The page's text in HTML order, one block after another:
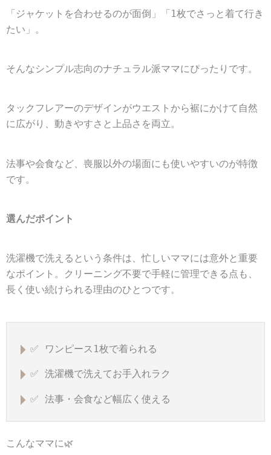
「ジャケットを合わせるのが面倒」「1枚でさっと着て行き
たい」。
そんなシンプル志向のナチュラル派ママにぴったりです。
タックフレアーのデザインがウエストから裾にかけて自然
に広がり、動きやすさと上品さを両立。
法事や会食など、喪服以外の場面にも使いやすいのが特徴
です。
選んだポイント
洗濯機で洗えるという条件は、忙しいママには意外と重要
なポイント。クリーニング不要で手軽に管理できる点も、
長く使い続けられる理由のひとつです。
✅ ワンピース1枚で着られる
✅ 洗濯機で洗えてお手入れラク
✅ 法事・会食など幅広く使える
こんなママに🌿